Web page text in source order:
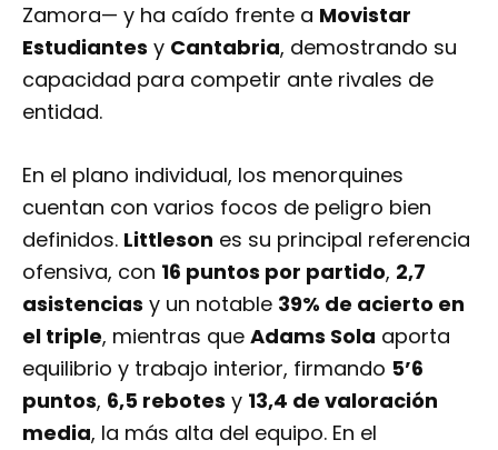
Zamora— y ha caído frente a Movistar
Estudiantes y Cantabria, demostrando su
capacidad para competir ante rivales de
entidad.
En el plano individual, los menorquines
cuentan con varios focos de peligro bien
definidos. Littleson es su principal referencia
ofensiva, con 16 puntos por partido, 2,7
asistencias y un notable 39% de acierto en
el triple, mientras que Adams Sola aporta
equilibrio y trabajo interior, firmando 5’6
puntos, 6,5 rebotes y 13,4 de valoración
media, la más alta del equipo. En el